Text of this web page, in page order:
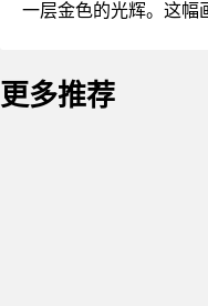
一层金色的光辉。这幅
更多推荐